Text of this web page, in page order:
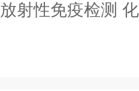
放射性免疫检测